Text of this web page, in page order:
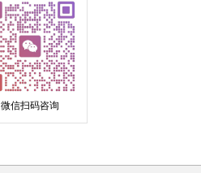
微信扫码咨询